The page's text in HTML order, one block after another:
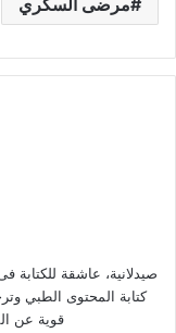
صيدلانية، عاشقة
كتابة المحتوى الطبي
قوية عن